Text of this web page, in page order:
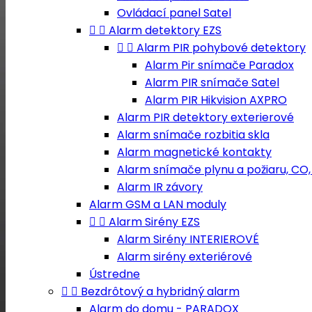
Ovládací panel Satel
  Alarm detektory EZS
  Alarm PIR pohybové detektory
Alarm Pir snímače Paradox
Alarm PIR snímače Satel
Alarm PIR Hikvision AXPRO
Alarm PIR detektory exterierové
Alarm snímače rozbitia skla
Alarm magnetické kontakty
Alarm snímače plynu a požiaru,
Alarm IR závory
Alarm GSM a LAN moduly
  Alarm Sirény EZS
Alarm Sirény INTERIEROVÉ
Alarm sirény exteriérové
Ústredne
  Bezdrôtový a hybridný alarm